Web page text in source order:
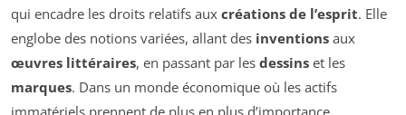
qui encadre les droits relatifs aux créations de l’esprit. Elle
englobe des notions variées, allant des inventions aux
œuvres littéraires, en passant par les dessins et les
marques. Dans un monde économique où les actifs